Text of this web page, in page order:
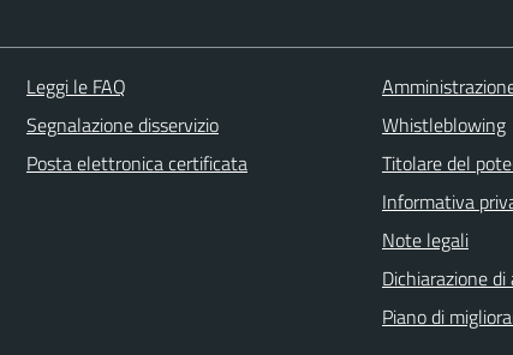
Leggi le FAQ
Segnalazione disservizio
Posta elettronica certificata
Whistleblowing
Titolare del
Informativa
Note legali
Dichiarazione
Piano di